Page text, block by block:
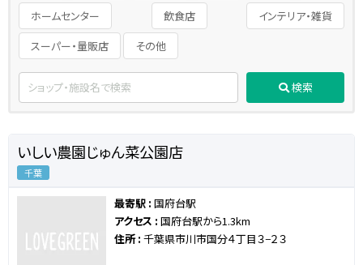
ホームセンター
飲食店
インテリア・雑貨
スーパー・量販店
その他
検索
いしい農園じゅん菜公園店
千葉
最寄駅 : 国府台駅
アクセス : 国府台駅から1.3km
住所 : 千葉県市川市国分４丁目３−２３